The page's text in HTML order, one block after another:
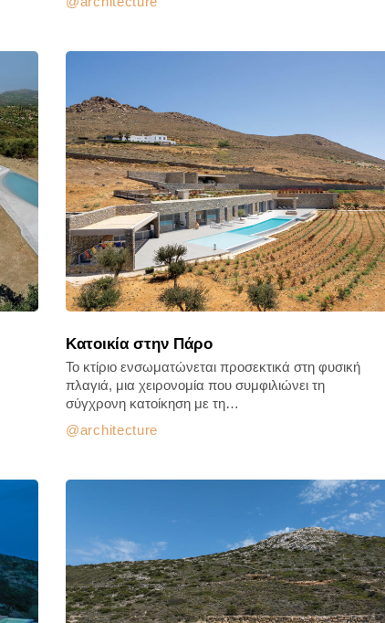
Κατοικία στην Πάρο
architecture
Το κτίριο ενσωματώνεται προσεκτικά στη φυσική
πλαγιά, μια χειρονομία που συμφιλιώνει τη
σύγχρονη κατοίκηση με τη…